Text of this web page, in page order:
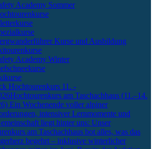
Academy Sommer
Kurse und Ausbildung
Academy Winter
Hochtourenkurs 11. -
Hochtourenkurs am Taschachhaus (11.–14.
Ein Wochenende voller alpiner
intensiver Lernmomente und
liegt hinter uns: Unser
am Taschachhaus bot alles, was das
begehrt – inklusive winterlicher